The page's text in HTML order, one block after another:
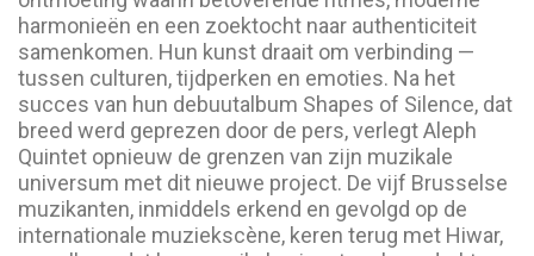
harmonieën en een zoektocht naar authenticiteit
samenkomen. Hun kunst draait om verbinding —
tussen culturen, tijdperken en emoties. Na het
succes van hun debuutalbum Shapes of Silence, dat
breed werd geprezen door de pers, verlegt Aleph
Quintet opnieuw de grenzen van zijn muzikale
universum met dit nieuwe project. De vijf Brusselse
muzikanten, inmiddels erkend en gevolgd op de
internationale muziekscène, keren terug met Hiwar,